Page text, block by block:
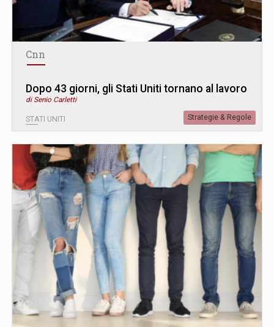
Cnn
Dopo 43 giorni, gli Stati Uniti tornano al lavoro
di Senio Carletti
STATI UNITI Strategie & Regole